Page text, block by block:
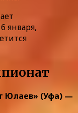
января,
Юлаев» (Уфа) —